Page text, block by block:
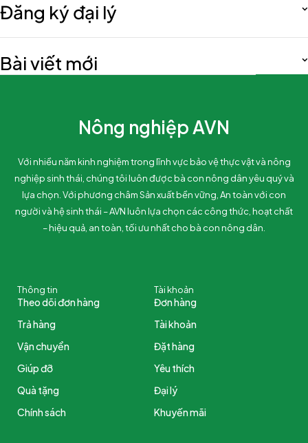
Đăng ký đại lý
Bài viết mới
Nông nghiệp AVN
Với nhiều năm kinh nghiệm trong lĩnh vực bảo vệ thực vật và nông
nghiệp sinh thái, chúng tôi luôn được bà con nông dân yêu quý và
lựa chọn. Với phương châm Sản xuất bền vững, An toàn với con
người và hệ sinh thái – AVN luôn lựa chọn các công thức, hoạt chất
– hiệu quả, an toàn, tối ưu nhất cho bà con nông dân.
Thông tin
Theo dõi đơn hàng
Trả hàng
Vận chuyển
Giúp đỡ
Quà tặng
Chính sách
Tài khoản
Đơn hàng
Tài khoản
Đặt hàng
Yêu thích
Đại lý
Khuyến mãi